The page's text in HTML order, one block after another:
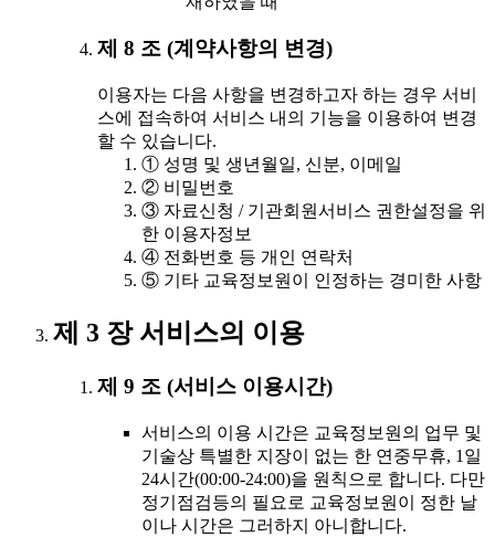
제 8 조 (계약사항의 변경)
이용자는 다음 사항을 변경하고자 하는 경우 서비
스에 접속하여 서비스 내의 기능을 이용하여 변경
할 수 있습니다.
① 성명 및 생년월일, 신분, 이메일
② 비밀번호
③ 자료신청 / 기관회원서비스 권한설정을 위
한 이용자정보
④ 전화번호 등 개인 연락처
⑤ 기타 교육정보원이 인정하는 경미한 사항
제 3 장 서비스의 이용
제 9 조 (서비스 이용시간)
서비스의 이용 시간은 교육정보원의 업무 및
기술상 특별한 지장이 없는 한 연중무휴, 1일
24시간(00:00-24:00)을 원칙으로 합니다. 다만
정기점검등의 필요로 교육정보원이 정한 날
이나 시간은 그러하지 아니합니다.